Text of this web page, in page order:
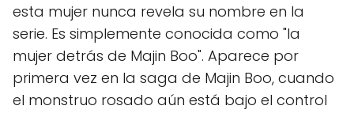
esta mujer nunca revela su nombre en la
serie. Es simplemente conocida como "la
mujer detrás de Majin Boo". Aparece por
primera vez en la saga de Majin Boo, cuando
el monstruo rosado aún está bajo el control